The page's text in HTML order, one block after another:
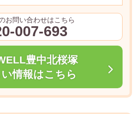
お問い合わせはこちら
007-693
豊中北桜塚
情報はこちら